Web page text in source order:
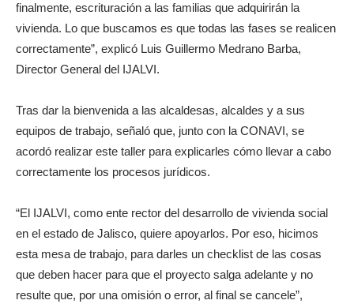
finalmente, escrituración a las familias que adquirirán la
vivienda. Lo que buscamos es que todas las fases se realicen
correctamente”, explicó Luis Guillermo Medrano Barba,
Director General del IJALVI.
Tras dar la bienvenida a las alcaldesas, alcaldes y a sus
equipos de trabajo, señaló que, junto con la CONAVI, se
acordó realizar este taller para explicarles cómo llevar a cabo
correctamente los procesos jurídicos.
“El IJALVI, como ente rector del desarrollo de vivienda social
en el estado de Jalisco, quiere apoyarlos. Por eso, hicimos
esta mesa de trabajo, para darles un checklist de las cosas
que deben hacer para que el proyecto salga adelante y no
resulte que, por una omisión o error, al final se cancele”,